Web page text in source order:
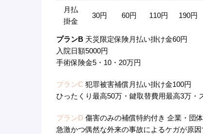
月払
掛金
30円 60円 110円 190円
プランB 天災限定保険月払い掛け金60円
入院日額5000円
手術保険金5・10・20万円
プランC 犯罪被害補償月払い掛け金100円
ひったくり最高50万・鍵取替費用最高3万・
プランD 傷害のみの補償特約付き 企業・団
急激かつ偶然な外来の事故によるケガが原